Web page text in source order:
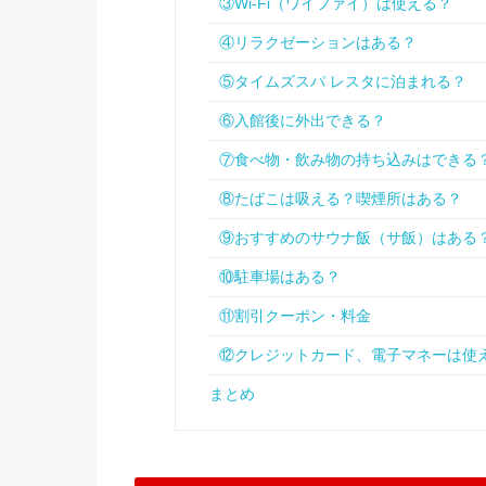
④リラクゼーションはある？
⑤タイムズスパ レスタに泊まれる？
⑥入館後に外出できる？
⑦食べ物・飲み物の持ち込みはできる
⑧たばこは吸える？喫煙所はある？
⑨おすすめのサウナ飯（サ飯）はある
⑩駐車場はある？
⑪割引クーポン・料金
⑫クレジットカード、電子マネーは使
まとめ